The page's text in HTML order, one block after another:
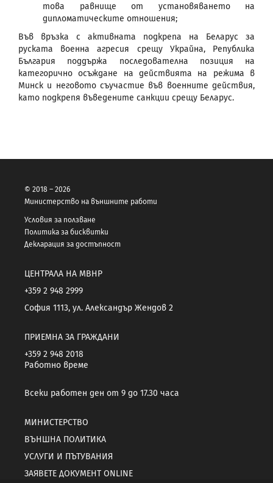
това равнище от установяването на
дипломатическите отношения;
Във връзка с активната подкрепа на Беларус за
руската военна агресия срещу Украйна, Република
България поддържа последователна позиция на
категорично осъждане на действията на режима в
Минск и неговото съучастие във военните действия,
като подкрепя въведените санкции срещу Беларус.
© 2018 – 2026
Министерство на външните работи
Условия за ползване
Политика за бисквитки
Декларация за достъпност
ЦЕНТРАЛА НА МВНР
+359 2 948 2999
София 1113, ул. Александър Жендов 2
ПРИЕМНА ЗА ГРАЖДАНИ
+359 2 948 2018
Работно време
Всеки работен ден от 9 до 17.30 часа
МИНИСТЕРСТВО
ВЪНШНА ПОЛИТИКА
УСЛУГИ И ПЪТУВАНИЯ
ЗАЯВЕТЕ ДОКУМЕНТ ONLINE